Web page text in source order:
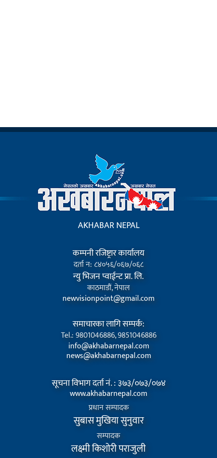
AKHABAR NEPAL
कम्पनी रजिष्ट्रार कार्यालय
दर्ता न: ८४०५६/०६७/०६८
न्यु भिजन प्वाईन्ट प्रा. लि.
काठमाडौं, नेपाल
newvisionpoint@gmail.com
समाचारका लागि सम्पर्क:
Tel.: 9801046886, 9851046886
info@akhabarnepal.com
news@akhabarnepal.com
सूचना विभाग दर्ता नं. : ३७३/०७३/०७४
www.akhabarnepal.com
प्रधान सम्पादक
सुबास मुखिया सुनुवार
सम्पादक
लक्ष्मी किशोरी पराजुली